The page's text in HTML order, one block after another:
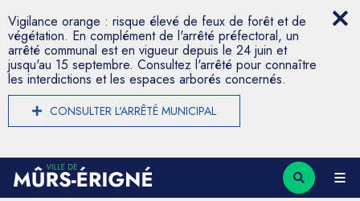
Vigilance orange : risque élevé de feux de forêt et de
végétation. En complément de l'arrêté préfectoral, un
arrêté communal est en vigueur depuis le 24 juin et
jusqu'au 15 septembre. Consultez l'arrêté pour connaître
les interdictions et les espaces arborés concernés.
CONSULTER L'ARRÊTÉ MUNICIPAL